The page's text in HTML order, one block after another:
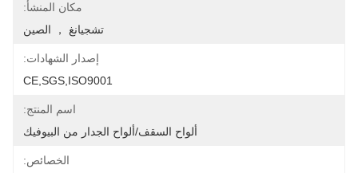
مكان المنشأ:
تشجيانغ ， الصين
إصدار الشهادات:
CE,SGS,ISO9001
اسم المنتج:
ألواح السقف/ألواح الجدار من البيوفيك
الخصائص: